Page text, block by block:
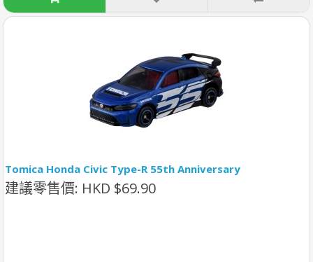
Tomica Honda Civic Type-R 55th Anniversary
建議零售價: HKD $69.90